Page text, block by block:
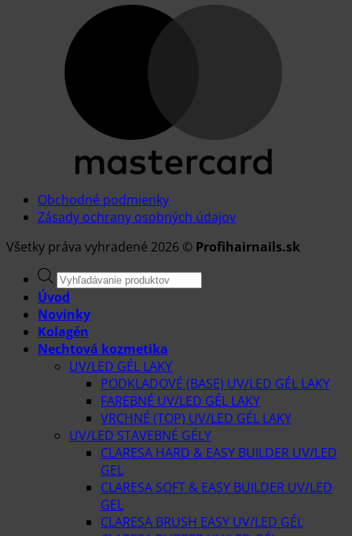
Obchodné podmienky
Zásady ochrany osobných údajov
Všetky práva vyhradené 2026 © Profihairnails.sk
Products
search
Úvod
Novinky
Kolagén
Nechtová kozmetika
UV/LED GÉL LAKY
PODKLADOVÉ (BASE) UV/LED GÉL LAKY
FAREBNÉ UV/LED GÉL LAKY
VRCHNÉ (TOP) UV/LED GÉL LAKY
UV/LED STAVEBNÉ GÉLY
CLARESA HARD & EASY BUILDER UV/LED
GEL
CLARESA SOFT & EASY BUILDER UV/LED
GEL
CLARESA BRUSH EASY UV/LED GÉL